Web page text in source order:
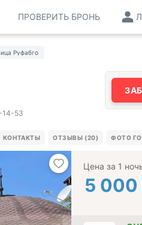
ПРОВЕРИТЬ БРОНЬ
Руфабго
14-53
КОНТАКТЫ ОТЗЫВЫ (20) ФОТО
Цена за 1
5 000